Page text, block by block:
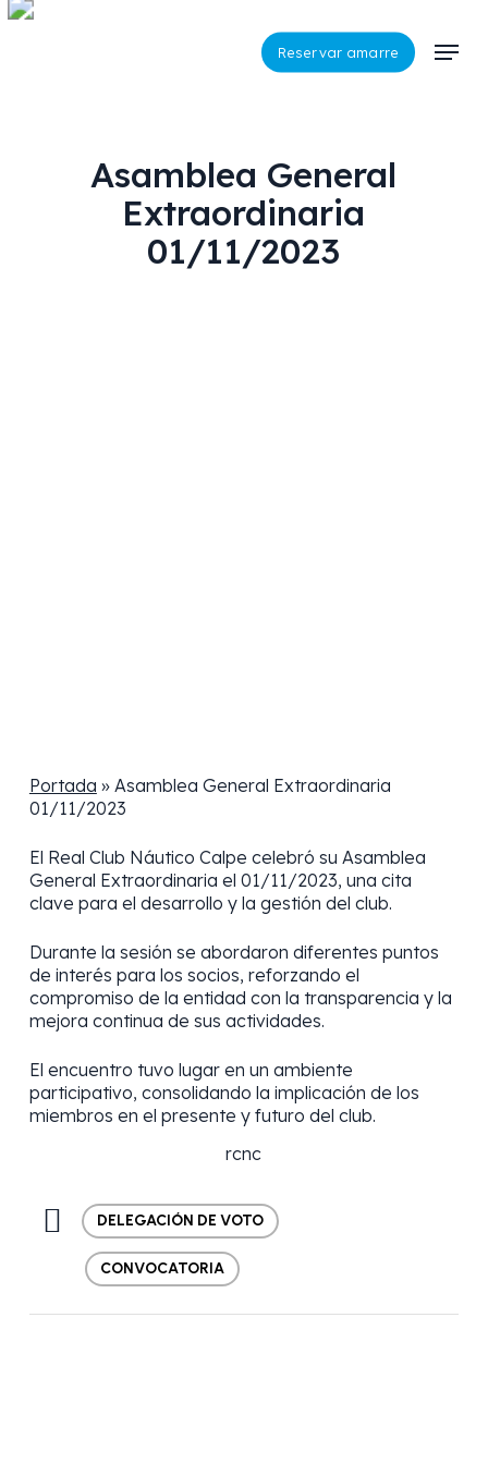
Skip
Reservar amarre Menu
Asamblea General
Extraordinaria
01/11/2023
Portada » Asamblea General Extraordinaria
01/11/2023
El Real Club Náutico Calpe celebró su Asamblea
General Extraordinaria el 01/11/2023, una cita
clave para el desarrollo y la gestión del club.
Durante la sesión se abordaron diferentes puntos
de interés para los socios, reforzando el
compromiso de la entidad con la transparencia y la
mejora continua de sus actividades.
El encuentro tuvo lugar en un ambiente
participativo, consolidando la implicación de los
miembros en el presente y futuro del club.
DELEGACIÓN DE VOTO
CONVOCATORIA